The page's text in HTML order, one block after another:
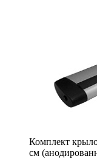
Комплект
см